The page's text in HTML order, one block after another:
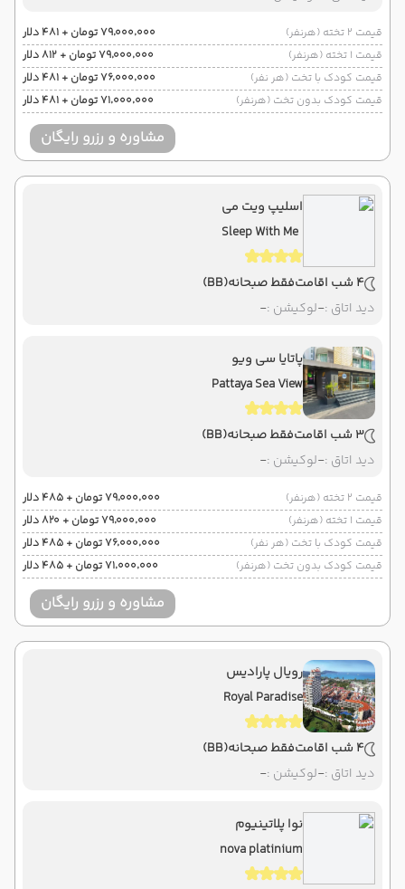
قیمت 2 تخته (هرنفر)
۷۹٬۰۰۰٬۰۰۰ تومان + ۴۸۱ دلار
قیمت 1 تخته (هرنفر)
۷۹٬۰۰۰٬۰۰۰ تومان + ۸۱۲ دلار
قیمت کودک با تخت (هر نفر)
۷۶٬۰۰۰٬۰۰۰ تومان + ۴۸۱ دلار
قیمت کودک بدون تخت (هرنفر)
۷۱٬۰۰۰٬۰۰۰ تومان + ۴۸۱ دلار
مشاوره و رزرو رایگان
اسلیپ ویت می
Sleep With Me
4 شب اقامت فقط صبحانه(BB)
دید اتاق :-لوکیشن :-
پاتایا سی ویو
Pattaya Sea View
3 شب اقامت فقط صبحانه(BB)
دید اتاق :-لوکیشن :-
قیمت 2 تخته (هرنفر)
۷۹٬۰۰۰٬۰۰۰ تومان + ۴۸۵ دلار
قیمت 1 تخته (هرنفر)
۷۹٬۰۰۰٬۰۰۰ تومان + ۸۲۰ دلار
قیمت کودک با تخت (هر نفر)
۷۶٬۰۰۰٬۰۰۰ تومان + ۴۸۵ دلار
قیمت کودک بدون تخت (هرنفر)
۷۱٬۰۰۰٬۰۰۰ تومان + ۴۸۵ دلار
مشاوره و رزرو رایگان
رویال پارادیس
Royal Paradise
4 شب اقامت فقط صبحانه(BB)
دید اتاق :-لوکیشن :-
نوا پلاتینیوم
nova platinium